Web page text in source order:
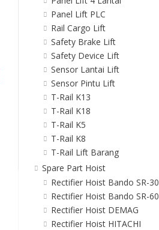
Panel Lift PLC
Rail Cargo Lift
Safety Brake Lift
Safety Device Lift
Sensor Lantai Lift
Sensor Pintu Lift
T-Rail K13
T-Rail K18
T-Rail K5
T-Rail K8
T-Rail Lift Barang
Spare Part Hoist
Rectifier Hoist Bando SR-30
Rectifier Hoist Bando SR-60
Rectifier Hoist DEMAG
Rectifier Hoist HITACHI